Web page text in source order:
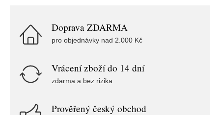
Doprava ZDARMA
pro objednávky nad 2.000 Kč
Vrácení zboží do 14 dní
zdarma a bez rizika
Prověřený český obchod